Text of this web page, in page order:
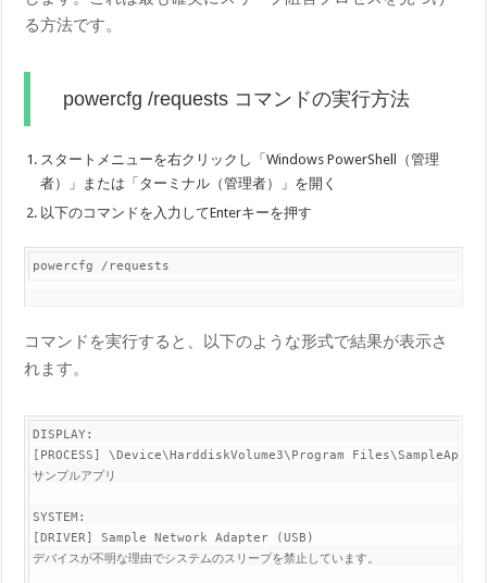
る方法です。
powercfg /requests コマンドの実行方法
スタートメニューを右クリックし「Windows PowerShell（管理
者）」または「ターミナル（管理者）」を開く
以下のコマンドを入力してEnterキーを押す
powercfg /requests
コマンドを実行すると、以下のような形式で結果が表示さ
れます。
DISPLAY:
[PROCESS] \Device\HarddiskVolume3\Program
サンプルアプリ
SYSTEM:
[DRIVER] Sample Network Adapter (USB)
デバイスが不明な理由でシステムのスリープを禁止しています。